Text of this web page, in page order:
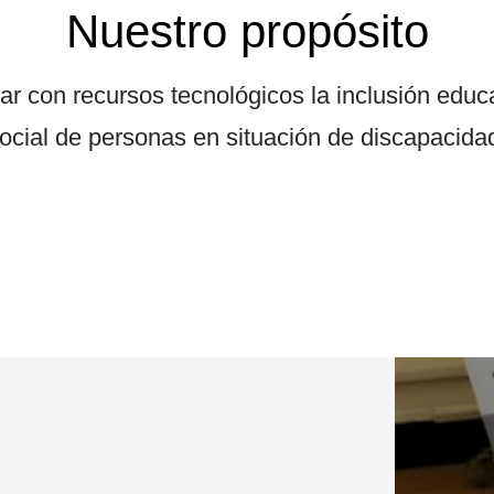
Nuestro propósito
con recursos tecnológicos la inclusión
de personas en situación de